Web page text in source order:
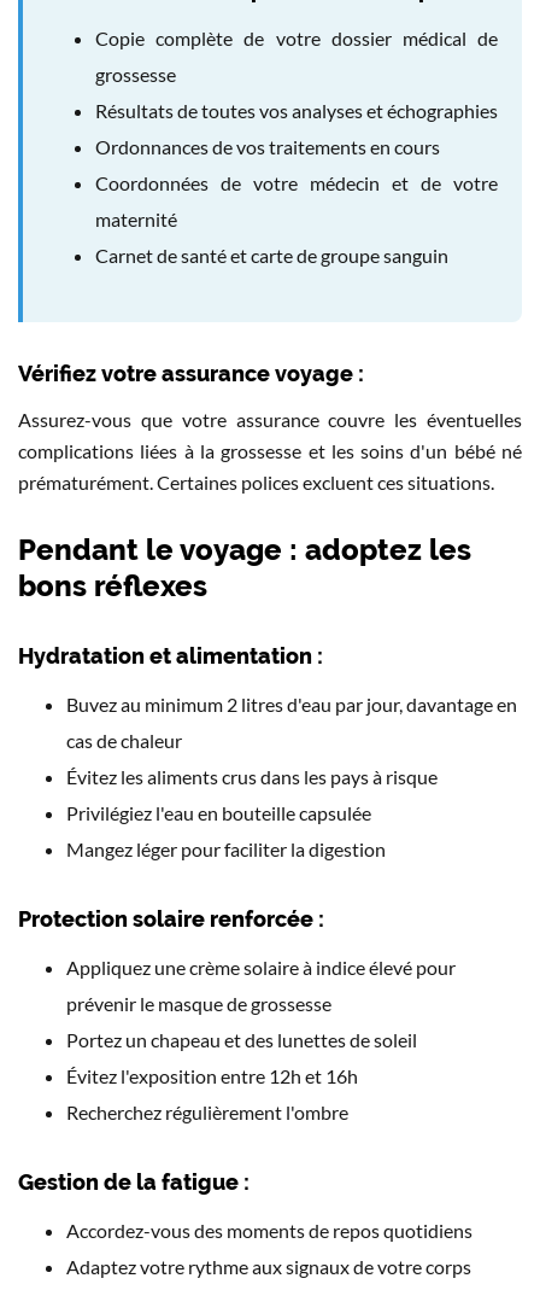
Copie complète de votre dossier médical de
grossesse
Résultats de toutes vos analyses et échographies
Ordonnances de vos traitements en cours
Coordonnées de votre médecin et de votre
maternité
Carnet de santé et carte de groupe sanguin
Vérifiez votre assurance voyage :
Assurez-vous que votre assurance couvre les éventuelles
complications liées à la grossesse et les soins d'un bébé né
prématurément. Certaines polices excluent ces situations.
Pendant le voyage : adoptez les
bons réflexes
Hydratation et alimentation :
Buvez au minimum 2 litres d'eau par jour, davantage en
cas de chaleur
Évitez les aliments crus dans les pays à risque
Privilégiez l'eau en bouteille capsulée
Mangez léger pour faciliter la digestion
Protection solaire renforcée :
Appliquez une crème solaire à indice élevé pour
prévenir le masque de grossesse
Portez un chapeau et des lunettes de soleil
Évitez l'exposition entre 12h et 16h
Recherchez régulièrement l'ombre
Gestion de la fatigue :
Accordez-vous des moments de repos quotidiens
Adaptez votre rythme aux signaux de votre corps